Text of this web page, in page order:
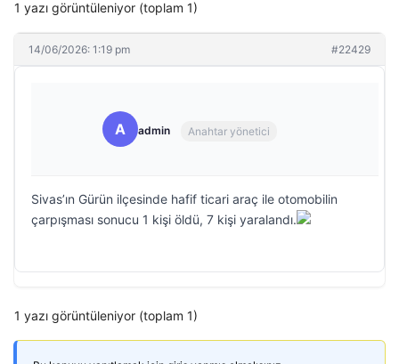
1 yazı görüntüleniyor (toplam 1)
14/06/2026: 1:19 pm #22429
A admin Anahtar yönetici
Sivas’ın Gürün ilçesinde hafif ticari araç ile otomobilin
çarpışması sonucu 1 kişi öldü, 7 kişi yaralandı.
1 yazı görüntüleniyor (toplam 1)